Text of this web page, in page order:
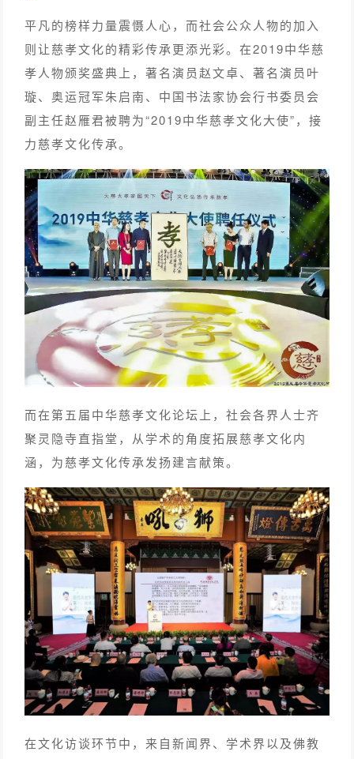
平凡的榜样力量震慑人心，而社会公众人物的加入
则让慈孝文化的精彩传承更添光彩。在2019中华慈
孝人物颁奖盛典上，著名演员赵文卓、著名演员叶
璇、奥运冠军朱启南、中国书法家协会行书委员会
副主任赵雁君被聘为“2019中华慈孝文化大使”，接
力慈孝文化传承。
而在第五届中华慈孝文化论坛上，社会各界人士齐
聚灵隐寺直指堂，从学术的角度拓展慈孝文化内
涵，为慈孝文化传承发扬建言献策。
在文化访谈环节中，来自新闻界、学术界以及佛教